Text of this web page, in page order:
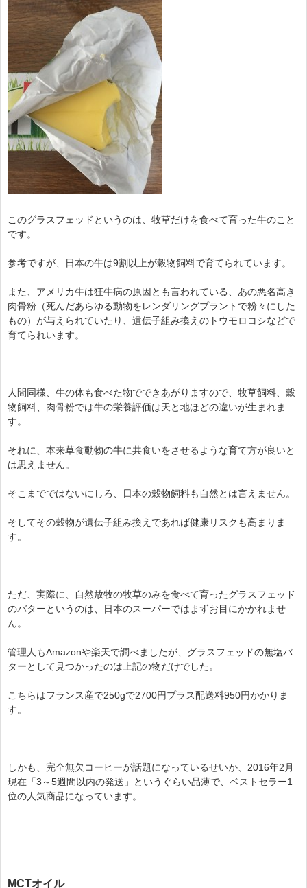
このグラスフェッドというのは、牧草だけを食べて育った牛のこと
です。
参考ですが、日本の牛は9割以上が穀物飼料で育てられています。
また、アメリカ牛は狂牛病の原因とも言われている、あの悪名高き
肉骨粉（死んだあらゆる動物をレンダリングプラントで粉々にした
もの）が与えられていたり、遺伝子組み換えのトウモロコシなどで
育てられいます。
人間同様、牛の体も食べた物でできあがりますので、牧草飼料、穀
物飼料、肉骨粉では牛の栄養評価は天と地ほどの違いが生まれま
す。
それに、本来草食動物の牛に共食いをさせるような育て方が良いと
は思えません。
そこまでではないにしろ、日本の穀物飼料も自然とは言えません。
そしてその穀物が遺伝子組み換えであれば健康リスクも高まりま
す。
ただ、実際に、自然放牧の牧草のみを食べて育ったグラスフェッド
のバターというのは、日本のスーパーではまずお目にかかれませ
ん。
管理人もAmazonや楽天で調べましたが、グラスフェッドの無塩バ
ターとして見つかったのは上記の物だけでした。
こちらはフランス産で250gで2700円プラス配送料950円かかりま
す。
しかも、完全無欠コーヒーが話題になっているせいか、2016年2月
現在「3～5週間以内の発送」というぐらい品薄で、ベストセラー1
位の人気商品になっています。
MCTオイル